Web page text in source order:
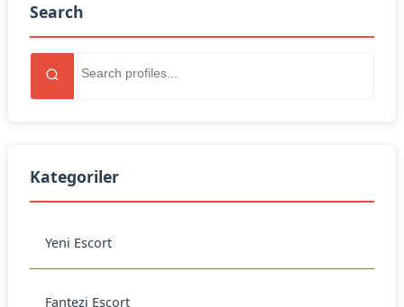
Search
Kategoriler
Yeni Escort
Fantezi Escort